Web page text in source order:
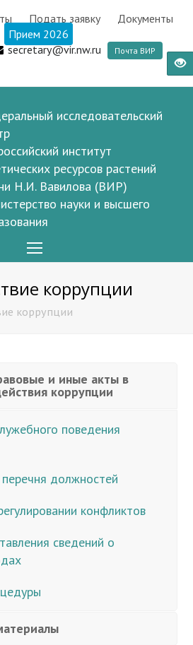
Подать заявку
Документы
Прием 2026
secretary@vir.nw.ru
Почта ВИР
исследовательский
институт
ресурсов растений
Н.И. Вавилова (ВИР)
науки и высшего
Menu
коррупции
коррупции
и иные акты в
коррупции
поведения
должностей
конфликтов
сведений о